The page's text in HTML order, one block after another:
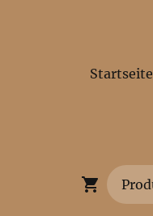
Startseite